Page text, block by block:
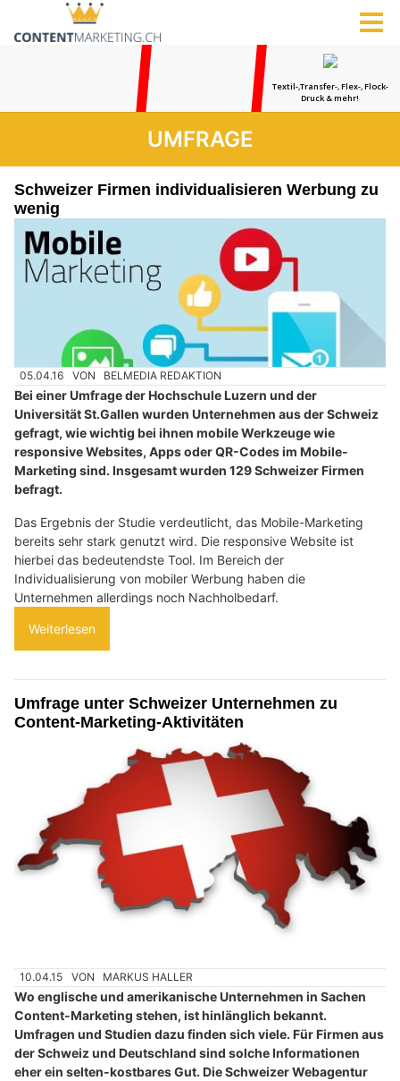
UMFRAGE
Schweizer Firmen individualisieren Werbung zu
wenig
05.04.16 VON BELMEDIA REDAKTION
Bei einer Umfrage der Hochschule Luzern und der
Universität St.Gallen wurden Unternehmen aus der Schweiz
gefragt, wie wichtig bei ihnen mobile Werkzeuge wie
responsive Websites, Apps oder QR-Codes im Mobile-
Marketing sind. Insgesamt wurden 129 Schweizer Firmen
befragt.
Das Ergebnis der Studie verdeutlicht, das Mobile-Marketing
bereits sehr stark genutzt wird. Die responsive Website ist
hierbei das bedeutendste Tool. Im Bereich der
Individualisierung von mobiler Werbung haben die
Unternehmen allerdings noch Nachholbedarf.
Weiterlesen
Umfrage unter Schweizer Unternehmen zu
Content-Marketing-Aktivitäten
10.04.15 VON MARKUS HALLER
Wo englische und amerikanische Unternehmen in Sachen
Content-Marketing stehen, ist hinlänglich bekannt.
Umfragen und Studien dazu finden sich viele. Für Firmen aus
der Schweiz und Deutschland sind solche Informationen
eher ein selten-kostbares Gut. Die Schweizer Webagentur